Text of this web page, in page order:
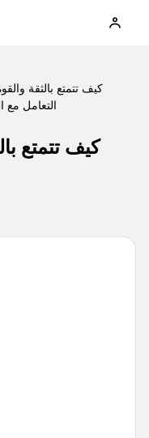
كيف تتمتع بالثقة
التعامل مع
كيف تتمتع